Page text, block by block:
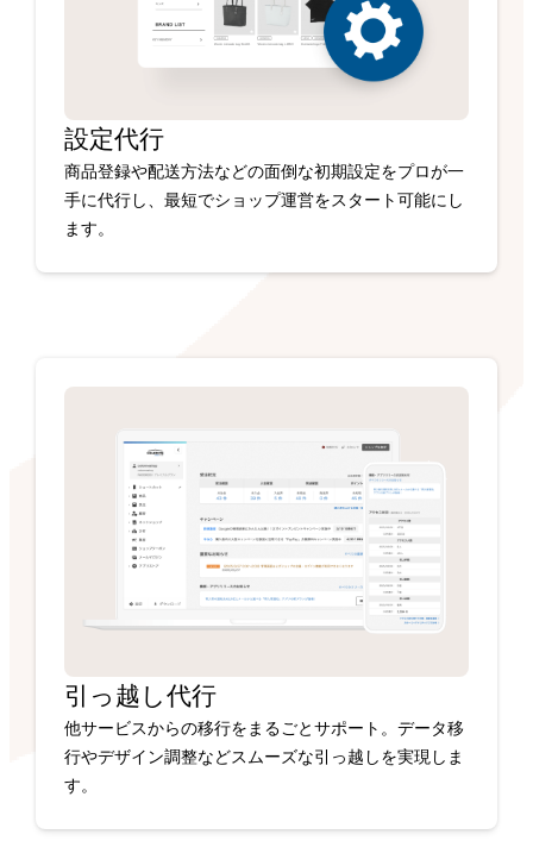
設定代行
商品登録や配送方法などの面倒な初期設定をプロが一
手に代行し、最短でショップ運営をスタート可能にし
ます。
引っ越し代行
他サービスからの移行をまるごとサポート。データ移
行やデザイン調整などスムーズな引っ越しを実現しま
す。